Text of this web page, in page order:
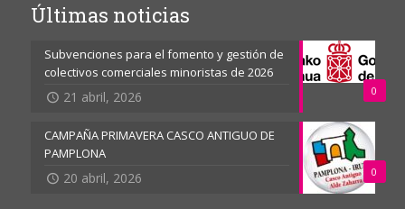
Últimas noticias
0
Subvenciones para el fomento y gestión de
colectivos comerciales minoristas de 2026
21 abril, 2026
0
CAMPAÑA PRIMAVERA CASCO ANTIGUO DE
PAMPLONA
20 abril, 2026